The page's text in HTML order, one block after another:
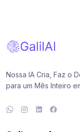
Nossa IA Cria, Faz o
para um Mês Inteiro